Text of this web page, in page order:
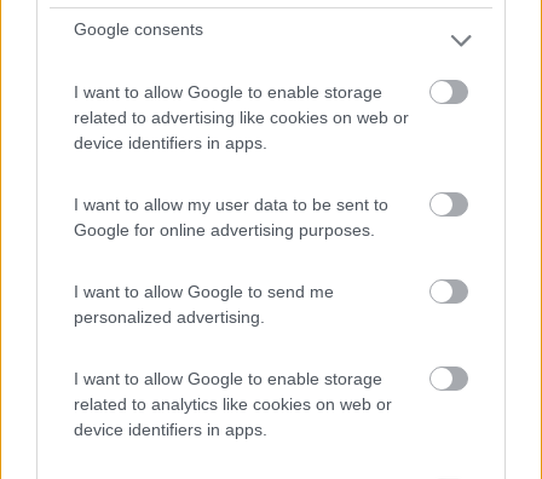
Google consents
I want to allow Google to enable storage
related to advertising like cookies on web or
device identifiers in apps.
I want to allow my user data to be sent to
Google for online advertising purposes.
I want to allow Google to send me
personalized advertising.
I want to allow Google to enable storage
related to analytics like cookies on web or
device identifiers in apps.
Strada Isonzo km 5,200
Area di sosta (PS+CS)
Parcheggio camper e caravan